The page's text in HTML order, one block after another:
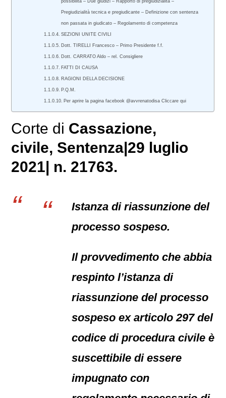
possibilità – Due giudizi – Rapporto di pregiudizialità –
Pregiudizialità tecnica e pregiudicante – Definizione con sentenza
non passata in giudicato – Regolamento di competenza
SEZIONI UNITE CIVILI
Dott. TIRELLI Francesco – Primo Presidente f.f.
Dott. CARRATO Aldo – rel. Consigliere
FATTI DI CAUSA
RAGIONI DELLA DECISIONE
P.Q.M.
Per aprire la pagina facebook @avvrenatodisa Cliccare qui
Corte di Cassazione,
civile, Sentenza|29 luglio
2021| n. 21763.
Istanza di riassunzione del
processo sospeso.
Il provvedimento che abbia
respinto l’istanza di
riassunzione del processo
sospeso ex articolo 297 del
codice di procedura civile è
suscettibile di essere
impugnato con